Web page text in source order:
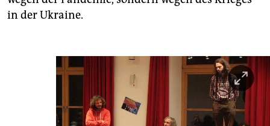
in der Ukraine.